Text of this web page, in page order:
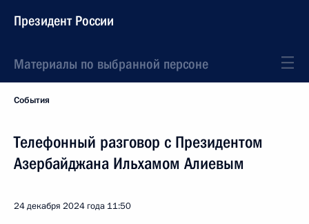
Президент России
Материалы по выбранной персоне
События
Телефонный разговор с Президентом
Азербайджана Ильхамом Алиевым
24 декабря 2024 года 11:50